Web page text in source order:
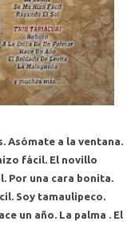
Asómate a la ventana.
fácil. El novillo
Por una cara bonita.
Soy tamaulipeco.
un año. La palma . El